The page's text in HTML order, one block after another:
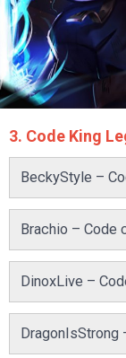
3. Code King
BeckyStyle –
Brachio – Code
DinoxLive –